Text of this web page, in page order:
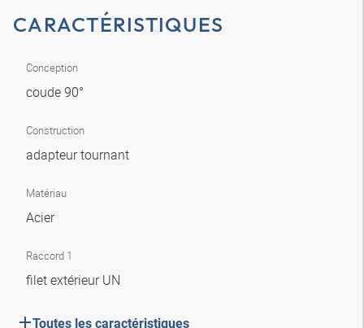
CARACTÉRISTIQUES
Conception
coude 90°
Construction
adapteur tournant
Matériau
Acier
Raccord 1
filet extérieur UN
Toutes les caractéristiques